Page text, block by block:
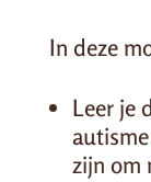
In deze
Leer je
zijn om